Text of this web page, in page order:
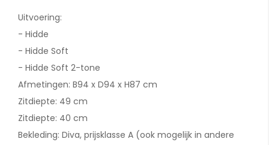
Uitvoering:
- Hidde
- Hidde Soft
- Hidde Soft 2-tone
Afmetingen: B94 x D94 x H87 cm
Zitdiepte: 49 cm
Zitdiepte: 40 cm
Bekleding: Diva, prijsklasse A (ook mogelijk in andere